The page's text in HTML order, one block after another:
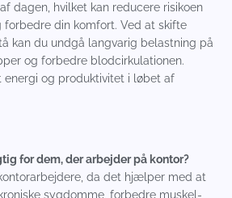
dagen, hvilket kan reducere risikoen
din komfort. Ved at skifte
kan du undgå langvarig belastning på
og forbedre blodcirkulationen.
energi og produktivitet i løbet af
for dem, der arbejder på kontor?
da det hjælper med at
sygdomme, forbedre muskel-